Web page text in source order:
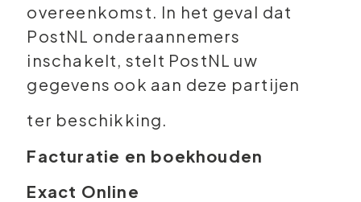
overeenkomst. In het geval dat
PostNL onderaannemers
inschakelt, stelt PostNL uw
gegevens ook aan deze partijen
ter beschikking.
Facturatie en boekhouden
Exact Online